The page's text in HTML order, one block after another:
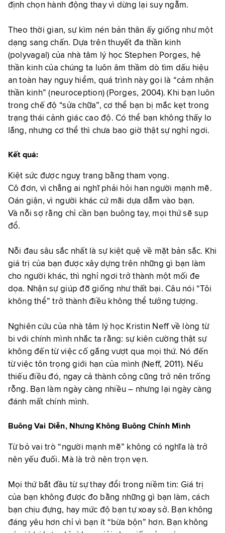
định chọn hành động thay vì dừng lại suy ngẫm.
Theo thời gian, sự kìm nén bản thân ấy giống như một
dạng sang chấn. Dựa trên thuyết đa thần kinh
(polyvagal) của nhà tâm lý học Stephen Porges, hệ
thần kinh của chúng ta luôn âm thầm dò tìm dấu hiệu
an toàn hay nguy hiểm, quá trình này gọi là “cảm nhận
thần kinh” (neuroception) (Porges, 2004). Khi bạn luôn
trong chế độ “sửa chữa”, cơ thể bạn bị mắc kẹt trong
trạng thái cảnh giác cao độ. Có thể bạn không thấy lo
lắng, nhưng cơ thể thì chưa bao giờ thật sự nghỉ ngơi.
Kết quả:
Kiệt sức được nguỵ trang bằng tham vọng.
Cô đơn, vì chẳng ai nghĩ phải hỏi han người mạnh mẽ.
Oán giận, vì người khác cứ mãi dựa dẫm vào bạn.
Và nỗi sợ rằng chỉ cần bạn buông tay, mọi thứ sẽ sụp
đổ.
Nỗi đau sâu sắc nhất là sự kiệt quệ về mặt bản sắc. Khi
giá trị của bạn được xây dựng trên những gì bạn làm
cho người khác, thì nghỉ ngơi trở thành một mối đe
dọa. Nhận sự giúp đỡ giống như thất bại. Câu nói “Tôi
không thể” trở thành điều không thể tưởng tượng.
Nghiên cứu của nhà tâm lý học Kristin Neff về lòng từ
bi với chính mình nhắc ta rằng: sự kiên cường thật sự
không đến từ việc cố gắng vượt qua mọi thứ. Nó đến
từ việc tôn trọng giới hạn của mình (Neff, 2011). Nếu
thiếu điều đó, ngay cả thành công cũng trở nên trống
rỗng. Bạn làm ngày càng nhiều – nhưng lại ngày càng
đánh mất chính mình.
Buông Vai Diễn, Nhưng Không Buông Chính Mình
Từ bỏ vai trò “người mạnh mẽ” không có nghĩa là trở
nên yếu đuối. Mà là trở nên trọn vẹn.
Mọi thứ bắt đầu từ sự thay đổi trong niềm tin: Giá trị
của bạn không được đo bằng những gì bạn làm, cách
bạn chịu đựng, hay mức độ bạn tự xoay sở. Bạn không
đáng yêu hơn chỉ vì bạn ít “bừa bộn” hơn. Bạn không